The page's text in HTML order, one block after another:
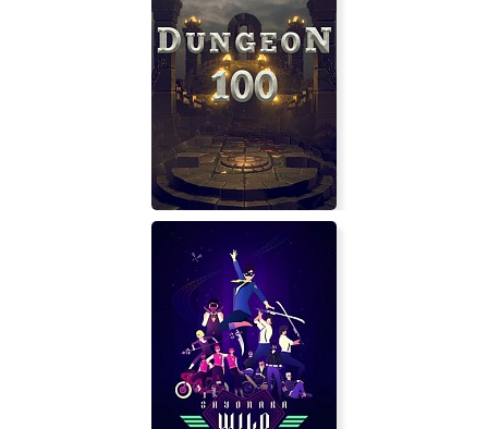
Deep Fear
Brick Rigs